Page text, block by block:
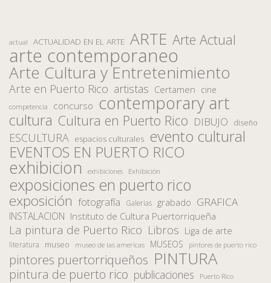
actual ACTUALIDAD EN EL ARTE ARTE Arte Actual
arte contemporaneo
Arte Cultura y Entretenimiento
Arte en Puerto Rico artistas Certamen cine
competencia concurso contemporary art
cultura Cultura en Puerto Rico DIBUJO diseño
ESCULTURA espacios culturales evento cultural
EVENTOS EN PUERTO RICO
exhibicion exhibiciones Exhibición
exposiciones en puerto rico
exposición fotografía Galerias grabado GRAFICA
INSTALACION Instituto de Cultura Puertorriqueña
La pintura de Puerto Rico Libros Liga de arte
literatura museo museo de las americas MUSEOS pintores de puerto rico
pintores puertorriqueños PINTURA
pintura de puerto rico publicaciones Puerto Rico